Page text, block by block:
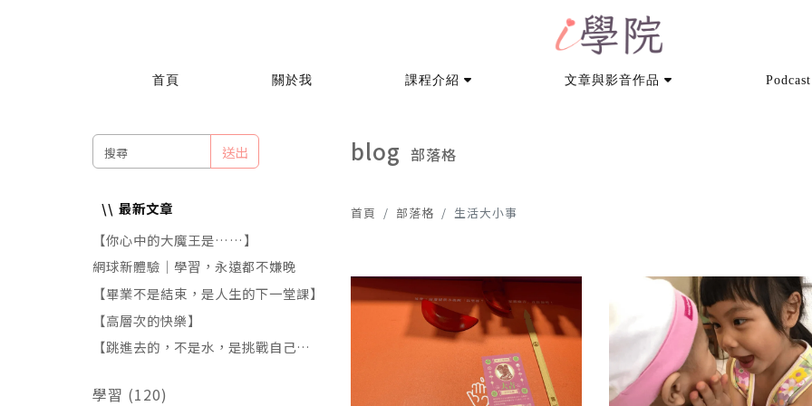
首頁 關於我 課程介紹 文章與影音作品 Podcast
送出
最新文章
【你心中的大魔王是……】
網球新體驗｜學習，永遠都不嫌晚
【畢業不是結束，是人生的下一堂課】
【高層次的快樂】
【跳進去的，不是水，是挑戰自己的恐
學習 (120)
blog 部落格
首頁 部落格 生活大小事